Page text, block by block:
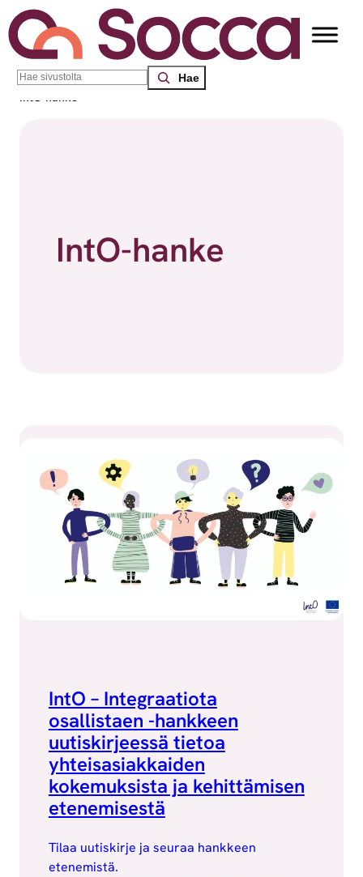
Search
Socca – Etelä-Suomen sosiaalialan osaamiskeskus
IntO-hanke
IntO-hanke
IntO – Integraatiota
osallistaen -hankkeen
uutiskirjeessä tietoa
yhteisasiakkaiden
kokemuksista ja kehittämisen
etenemisestä
Tilaa uutiskirje ja seuraa hankkeen
etenemistä.